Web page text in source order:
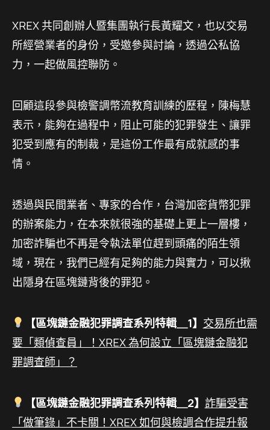
XREX 共同創辦人暨集團執行長黃耀文，也以交易
所經營業者的身份，受邀參與討論，透過公私協
力，一起做風控聯防。
回顧這段參與檢警調幣流教育訓練的歷程，陳梅慧
表示，能夠在過程中，阻止可能的犯罪發生、讓罪
犯受到應有的制裁，是這份工作最有成就感的事
情。
透過與民間業者、專家的合作，台灣加密貨幣犯罪
的辦案能力，在本來就很強的基礎上更上一層樓，
加密詐騙也不再是令執法單位趕到頭痛的陌生領
域，現在，我們已經有足夠的能力與實力，可以揪
出隱身在區塊鏈背後的罪犯。
【區塊鏈金融犯罪調查系列特輯＿1】 交易所也需
要「類偵查員」！XREX 為何設立「區塊鏈金融犯
罪調查師」？
【區塊鏈金融犯罪調查系列特輯＿2】 詐騙受害
「做筆錄」不卡關！XREX 如何與檢調合作提升報